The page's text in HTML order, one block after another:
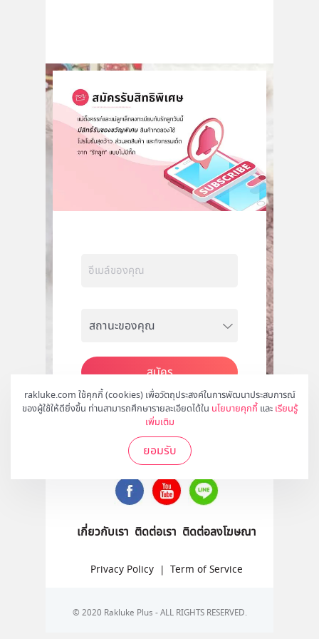
rakluke.com ใช้คุกกี้ (cookies) เพื่อวัตถุประสงค์ในการพัฒนาประสบการณ์
ของผู้ใช้ให้ดียิ่งขึ้น ท่านสามารถศึกษารายละเอียดได้ใน นโยบายคุกกี้ และ เรียนรู้
เพิ่มเติม
ยอมรับ
สมัคร
ติดตามเราได้ที่
เกี่ยวกับเรา ติดต่อเรา ติดต่อลงโฆษณา
Privacy Policy | Term of Service
© 2020 Rakluke Plus - ALL RIGHTS RESERVED.